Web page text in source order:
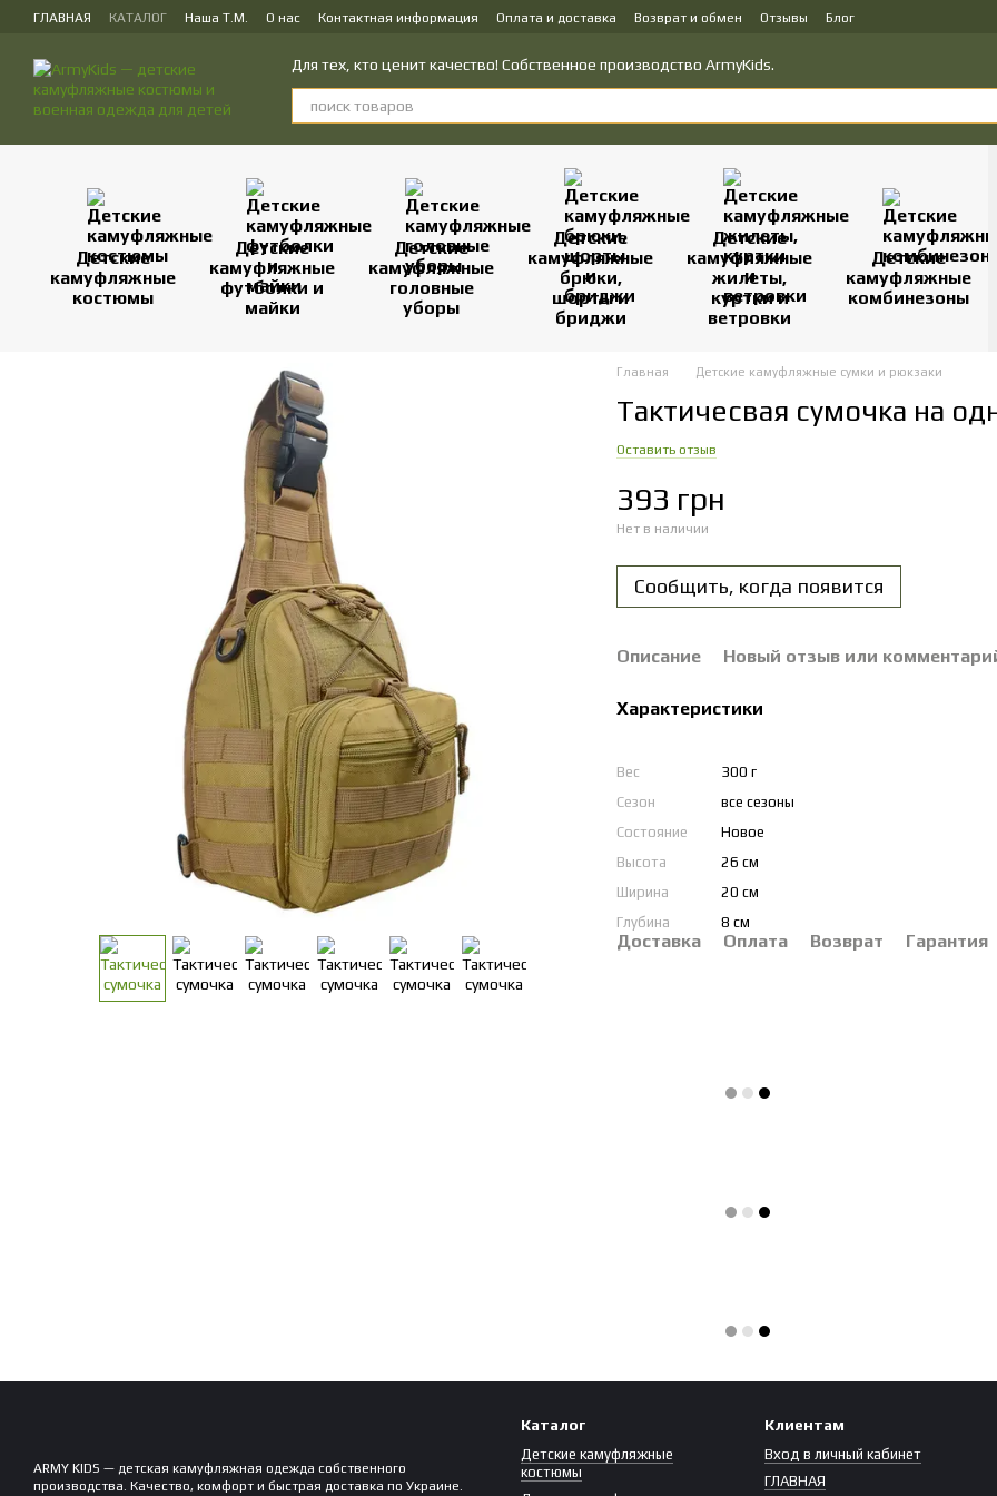
Перейти к основному контенту
ГЛАВНАЯ КАТАЛОГ Наша Т.М. О нас Контактная информация Оплата и доставка Возврат и обмен Отзывы
Блог
Для тех, кто ценит качество! Собственное производство ArmyKids.
Детские
камуфляжные
костюмы
Детские
камуфляжные
футболки и
майки
Детские
камуфляжные
головные
уборы
Детские
камуфляжные
брюки,
шорты и
бриджи
Детские
камуфляжные
жилеты,
куртки и
ветровки
Детские
камуфляжные
комбинезоны
Главная Детские камуфляжные сумки и рюкзаки
Тактичесвая сумочка на
Оставить отзыв
393 грн
Нет в наличии
Сообщить, когда появится
Описание Новый отзыв или
Характеристики
Вес
300 г
Сезон
все сезоны
Состояние
Новое
Высота
26 см
Ширина
20 см
Глубина
8 см
Доставка Оплата Возврат Гарантия
ARMY KIDS — детская камуфляжная одежда собственного
производства. Качество, комфорт и быстрая доставка по Украине.
Каталог
Детские камуфляжные
костюмы
Клиентам
Вход в личный кабинет
ГЛАВНАЯ